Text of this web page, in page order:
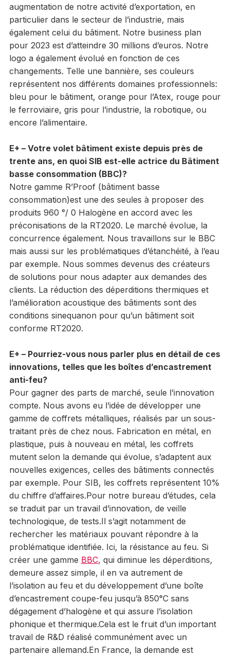
augmentation de notre activité d’exportation, en
particulier dans le secteur de l’industrie, mais
également celui du bâtiment. Notre business plan
pour 2023 est d’atteindre 30 millions d’euros. Notre
logo a également évolué en fonction de ces
changements. Telle une bannière, ses couleurs
représentent nos différents domaines professionnels:
bleu pour le bâtiment, orange pour l’Atex, rouge pour
le ferroviaire, gris pour l’industrie, la robotique, ou
encore l’alimentaire.
E+ – Votre volet bâtiment existe depuis près de
trente ans, en quoi SIB est-elle actrice du Bâtiment
basse consommation (BBC)?
Notre gamme R’Proof (bâtiment basse
consommation)est une des seules à proposer des
produits 960 °/ 0 Halogène en accord avec les
préconisations de la RT2020. Le marché évolue, la
concurrence également. Nous travaillons sur le BBC
mais aussi sur les problématiques d’étanchéité, à l’eau
par exemple. Nous sommes devenus des créateurs
de solutions pour nous adapter aux demandes des
clients. La réduction des déperditions thermiques et
l’amélioration acoustique des bâtiments sont des
conditions sinequanon pour qu’un bâtiment soit
conforme RT2020.
E+ – Pourriez-vous nous parler plus en détail de ces
innovations, telles que les boîtes d’encastrement
anti-feu?
Pour gagner des parts de marché, seule l’innovation
compte. Nous avons eu l’idée de développer une
gamme de coffrets métalliques, réalisés par un sous-
traitant près de chez nous. Fabrication en métal, en
plastique, puis à nouveau en métal, les coffrets
mutent selon la demande qui évolue, s’adaptent aux
nouvelles exigences, celles des bâtiments connectés
par exemple. Pour SIB, les coffrets représentent 10%
du chiffre d’affaires.Pour notre bureau d’études, cela
se traduit par un travail d’innovation, de veille
technologique, de tests.Il s’agit notamment de
rechercher les matériaux pouvant répondre à la
problématique identifiée. Ici, la résistance au feu. Si
créer une gamme BBC, qui diminue les déperditions,
demeure assez simple, il en va autrement de
l’isolation au feu et du développement d’une boîte
d’encastrement coupe-feu jusqu’à 850°C sans
dégagement d’halogène et qui assure l’isolation
phonique et thermique.Cela est le fruit d’un important
travail de R&D réalisé communément avec un
partenaire allemand.En France, la demande est